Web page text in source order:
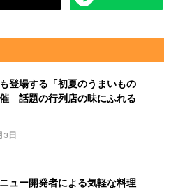
登場する「初夏のうまいもの
話題の行列店の味にふれる
3日
ュー開発者による気軽な料理